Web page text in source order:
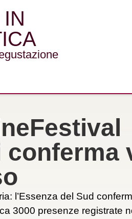
conferma
l’Essenza del Sud
3000 presenze registrate